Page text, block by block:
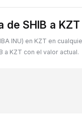
de SHIB a KZT
INU) en KZT en
a KZT con el valor actual.